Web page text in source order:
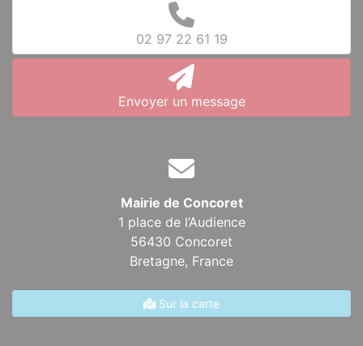
02 97 22 61 19
Envoyer un message
Mairie de Concoret
1 place de l’Audience
56430 Concoret
Bretagne, France
Sur la carte